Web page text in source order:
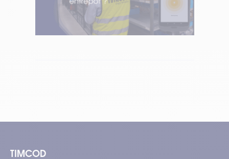
Temps de lecture : 3 min Lire l’article
TIMCOD